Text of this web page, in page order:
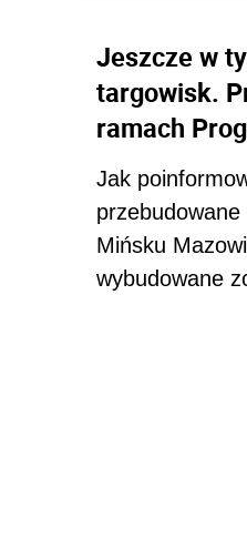
Jeszcze w
targowisk.
ramach
Jak
Mińsku
wybudowane